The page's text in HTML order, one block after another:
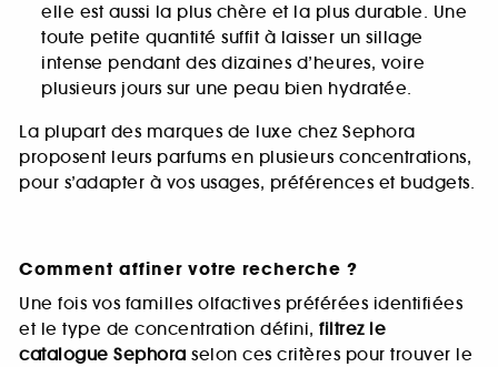
elle est aussi la plus chère et la plus durable. Une
toute petite quantité suffit à laisser un sillage
intense pendant des dizaines d’heures, voire
plusieurs jours sur une peau bien hydratée.
La plupart des marques de luxe chez Sephora
proposent leurs parfums en plusieurs concentrations,
pour s’adapter à vos usages, préférences et budgets.
Comment affiner votre recherche ?
Une fois vos familles olfactives préférées identifiées
et le type de concentration défini, filtrez le
catalogue Sephora selon ces critères pour trouver le